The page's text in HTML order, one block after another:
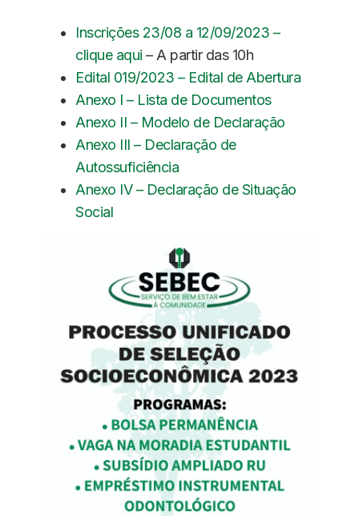
Inscrições 23/08 a 12/09/2023 –
clique aqui – A partir das 10h
Edital 019/2023 – Edital de Abertura
Anexo I – Lista de Documentos
Anexo II – Modelo de Declaração
Anexo III – Declaração de
Autossuficiência
Anexo IV – Declaração de Situação
Social